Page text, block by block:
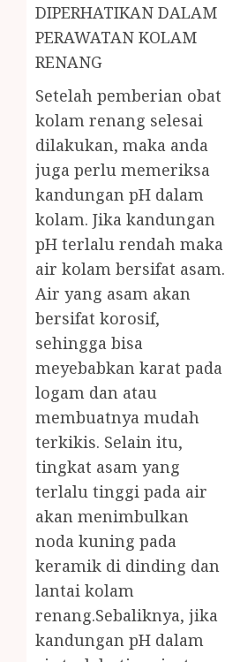
DIPERHATIKAN DALAM
PERAWATAN KOLAM
RENANG
Setelah pemberian obat
kolam renang selesai
dilakukan, maka anda
juga perlu memeriksa
kandungan pH dalam
kolam. Jika kandungan
pH terlalu rendah maka
air kolam bersifat asam.
Air yang asam akan
bersifat korosif,
sehingga bisa
meyebabkan karat pada
logam dan atau
membuatnya mudah
terkikis. Selain itu,
tingkat asam yang
terlalu tinggi pada air
akan menimbulkan
noda kuning pada
keramik di dinding dan
lantai kolam
renang.Sebaliknya, jika
kandungan pH dalam